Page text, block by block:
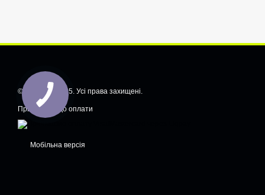
© CarShiftt, 2025. Усі права захищені.
Приймаємо до оплати
Мобільна версія